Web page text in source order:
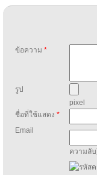
ข้อความ *
รูป
pixel
ชื่อที่ใช้แสดง *
Email
ความลั